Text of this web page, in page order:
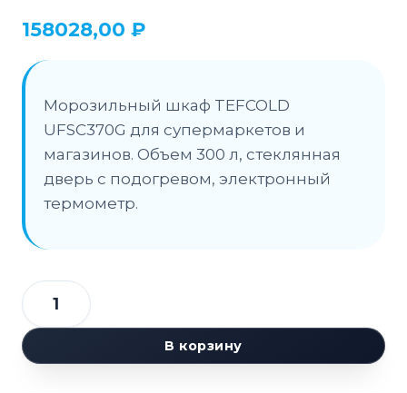
158028,00 ₽
Морозильный шкаф TEFCOLD
UFSC370G для супермаркетов и
магазинов. Объем 300 л, стеклянная
дверь с подогревом, электронный
термометр.
Количество
товара
Шкаф
В корзину